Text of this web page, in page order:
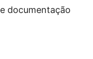
documentação